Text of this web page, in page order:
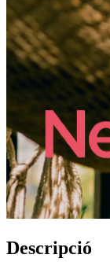
Descripció